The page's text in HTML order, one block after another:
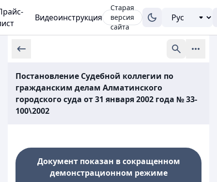
Видеоинструкция
Старая
версия
сайта
Постановление Судебной коллегии по
гражданским делам Алматинского
городского суда от 31 января 2002 года № 33-
100\2002
Документ показан в сокращенном
демонстрационном режиме